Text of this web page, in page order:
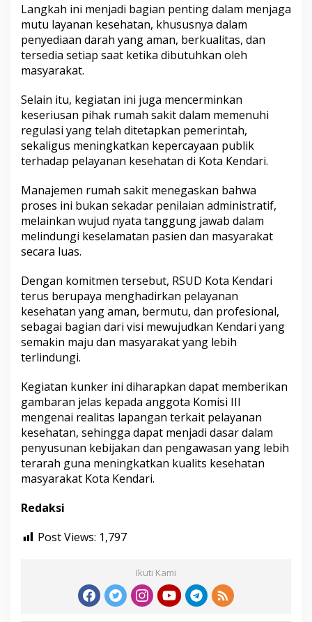
Langkah ini menjadi bagian penting dalam menjaga
mutu layanan kesehatan, khususnya dalam
penyediaan darah yang aman, berkualitas, dan
tersedia setiap saat ketika dibutuhkan oleh
masyarakat.
Selain itu, kegiatan ini juga mencerminkan
keseriusan pihak rumah sakit dalam memenuhi
regulasi yang telah ditetapkan pemerintah,
sekaligus meningkatkan kepercayaan publik
terhadap pelayanan kesehatan di Kota Kendari.
Manajemen rumah sakit menegaskan bahwa
proses ini bukan sekadar penilaian administratif,
melainkan wujud nyata tanggung jawab dalam
melindungi keselamatan pasien dan masyarakat
secara luas.
Dengan komitmen tersebut, RSUD Kota Kendari
terus berupaya menghadirkan pelayanan
kesehatan yang aman, bermutu, dan profesional,
sebagai bagian dari visi mewujudkan Kendari yang
semakin maju dan masyarakat yang lebih
terlindungi.
Kegiatan kunker ini diharapkan dapat memberikan
gambaran jelas kepada anggota Komisi III
mengenai realitas lapangan terkait pelayanan
kesehatan, sehingga dapat menjadi dasar dalam
penyusunan kebijakan dan pengawasan yang lebih
terarah guna meningkatkan kualits kesehatan
masyarakat Kota Kendari.
Redaksi
Post Views: 1,797
Ikuti Kami